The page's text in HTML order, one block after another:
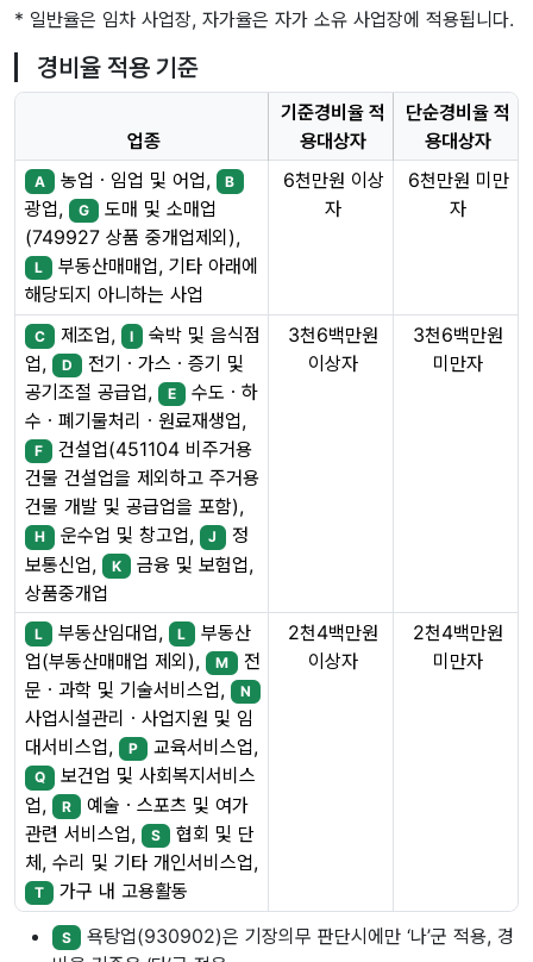
* 일반율은 임차 사업장, 자가율은 자가 소유 사업장에 적용됩니다.
경비율 적용 기준
업종
기준경비율 적
용대상자
단순경비율 적
용대상자
A 농업ㆍ임업 및 어업, B
광업, G 도매 및 소매업
(749927 상품 중개업제외),
L 부동산매매업, 기타 아래에
해당되지 아니하는 사업
6천만원 이상
자
6천만원 미만
자
C 제조업, I
숙박 및 음식점
업,
D 전기ㆍ가스ㆍ증기 및
공기조절 공급업,
E 수도ㆍ하
수ㆍ폐기물처리ㆍ원료재생업,
F 건설업(451104 비주거용
건물 건설업을 제외하고 주거용
건물 개발 및 공급업을 포함),
H 운수업 및 창고업, J
정
보통신업,
K 금융 및 보험업,
상품중개업
3천6백만원
이상자
3천6백만원
미만자
L 부동산임대업, L
부동산
업(부동산매매업 제외),
M 전
문ㆍ과학 및 기술서비스업,
N
사업시설관리ㆍ사업지원 및 임
대서비스업,
P 교육서비스업,
Q 보건업 및 사회복지서비스
업,
R 예술ㆍ스포츠 및 여가
관련 서비스업,
S 협회 및 단
체, 수리 및 기타 개인서비스업,
T 가구 내 고용활동
2천4백만원
이상자
2천4백만원
미만자
S 욕탕업(930902)은 기장의무 판단시에만 ‘나’군 적용, 경